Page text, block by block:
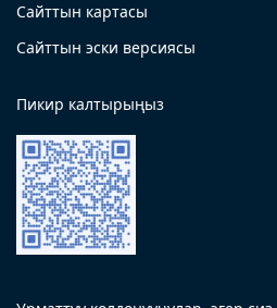
Сайттын картасы
Сайттын эски версиясы
Пикир калтырыңыз